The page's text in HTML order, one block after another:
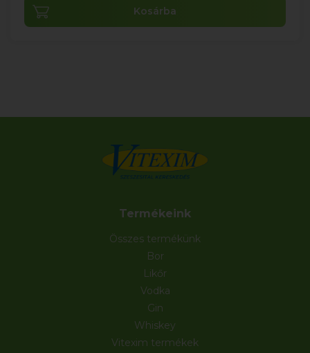
Kosárba
Termékeink
Összes termékünk
Bor
Likőr
Vodka
Gin
Whiskey
Vitexim termékek